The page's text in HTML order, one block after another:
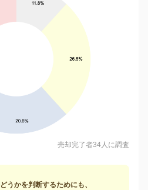
売却完了者34人に調査
うかを判断するためにも、